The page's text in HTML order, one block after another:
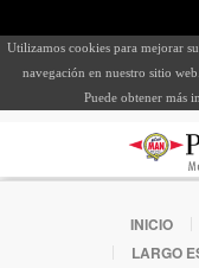
Utilizamos cookies para mejorar
navegación en nuestro sitio
Puede obtener más
INICIO
LARGO